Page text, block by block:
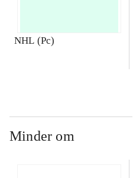
NHL (Pc)
Minder om